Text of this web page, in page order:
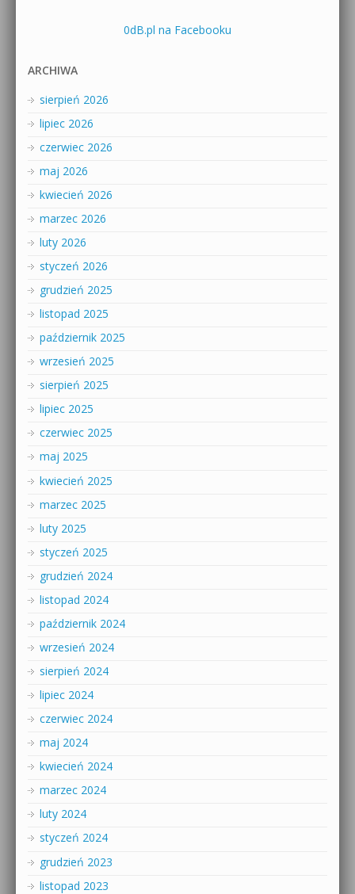
0dB.pl na Facebooku
ARCHIWA
sierpień 2026
lipiec 2026
czerwiec 2026
maj 2026
kwiecień 2026
marzec 2026
luty 2026
styczeń 2026
grudzień 2025
listopad 2025
październik 2025
wrzesień 2025
sierpień 2025
lipiec 2025
czerwiec 2025
maj 2025
kwiecień 2025
marzec 2025
luty 2025
styczeń 2025
grudzień 2024
listopad 2024
październik 2024
wrzesień 2024
sierpień 2024
lipiec 2024
czerwiec 2024
maj 2024
kwiecień 2024
marzec 2024
luty 2024
styczeń 2024
grudzień 2023
listopad 2023